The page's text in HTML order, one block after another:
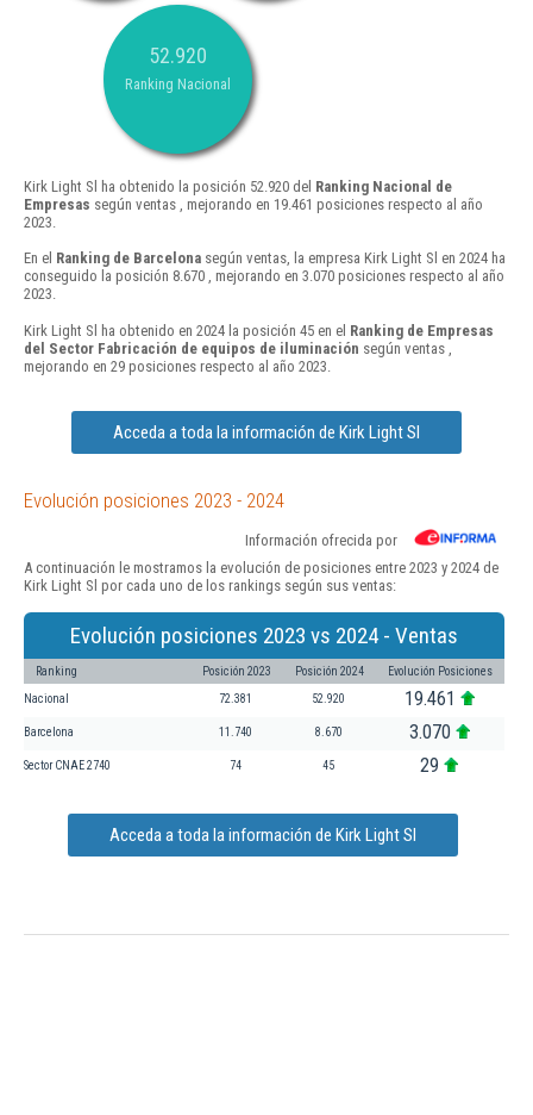
52.920
Ranking Nacional
Kirk Light Sl ha obtenido la posición 52.920 del Ranking Nacional de
Empresas según ventas , mejorando en 19.461 posiciones respecto al año
2023.
En el Ranking de Barcelona según ventas, la empresa Kirk Light Sl en 2024 ha
conseguido la posición 8.670 , mejorando en 3.070 posiciones respecto al año
2023.
Kirk Light Sl ha obtenido en 2024 la posición 45 en el Ranking de Empresas
del Sector Fabricación de equipos de iluminación según ventas ,
mejorando en 29 posiciones respecto al año 2023.
Acceda a toda la información de Kirk Light Sl
Evolución posiciones 2023 - 2024
Información ofrecida por
A continuación le mostramos la evolución de posiciones entre 2023 y 2024 de
Kirk Light Sl por cada uno de los rankings según sus ventas:
Evolución posiciones 2023 vs 2024 - Ventas
Ranking Posición 2023 Posición 2024 Evolución Posiciones
Nacional 72.381 52.920 19.461
Barcelona 11.740 8.670 3.070
Sector CNAE 2740 74 45 29
Acceda a toda la información de Kirk Light Sl